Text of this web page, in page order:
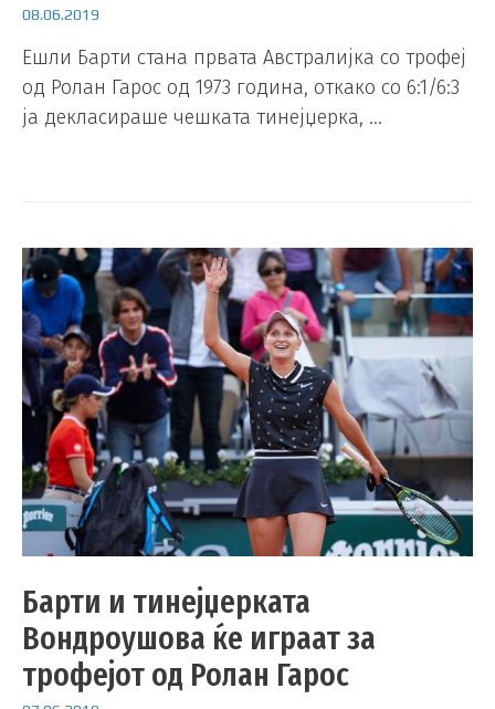
08.06.2019
Ешли Барти стана првата Австралијка со трофеј
од Ролан Гарос од 1973 година, откако со 6:1/6:3
ја декласираше чешката тинејџерка, …
Барти и тинејџерката
Вондроушова ќе играат за
трофејот од Ролан Гарос